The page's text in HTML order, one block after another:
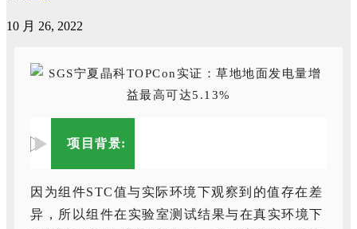
10 月 26, 2022
项目 背景:
因为组件STC值与实际环境下观察到的值存在差
异，所以组件在实验室测试结果与在真实环境下